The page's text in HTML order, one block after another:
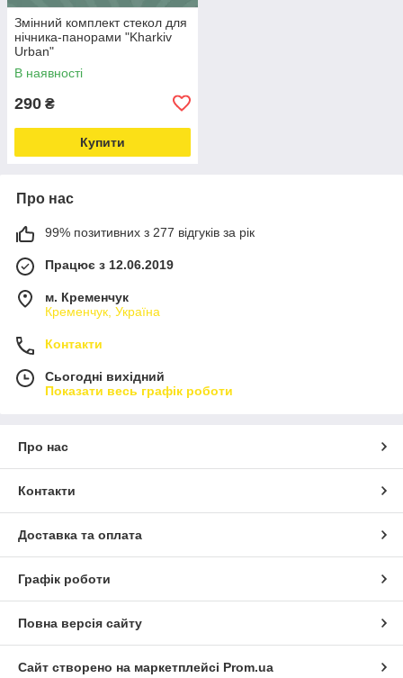
Змінний комплект стекол для
нічника-панорами "Kharkiv
Urban"
В наявності
290 ₴
Купити
Про нас
99% позитивних з 277 відгуків за рік
Працює з 12.06.2019
м. Кременчук
Кременчук, Україна
Контакти
Сьогодні вихідний
Показати весь графік роботи
Про нас
Контакти
Доставка та оплата
Графік роботи
Повна версія сайту
Сайт створено на маркетплейсі Prom.ua